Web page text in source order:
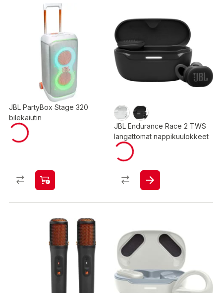
JBL PartyBox Stage 320
bilekaiutin
JBL Endurance Race 2 TWS
langattomat nappikuulokkeet